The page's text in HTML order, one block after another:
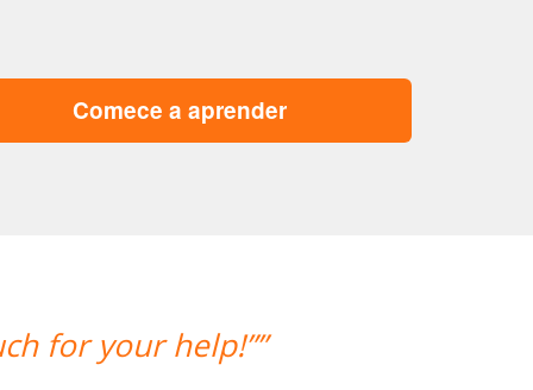
Comece a aprender
“”I took 40 hours of Brazilian
teacher was a delight and gave